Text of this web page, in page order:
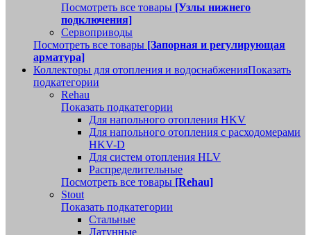
Посмотреть все товары [Узлы нижнего
подключения]
Сервоприводы
Посмотреть все товары [Запорная и регулирующая
арматура]
Коллекторы для отопления и водоснабженияПоказать
подкатегории
Rehau
Показать подкатегории
Для напольного отопления HKV
Для напольного отопления с расходомерами
HKV-D
Для систем отопления HLV
Распределительные
Посмотреть все товары [Rehau]
Stout
Показать подкатегории
Стальные
Латунные